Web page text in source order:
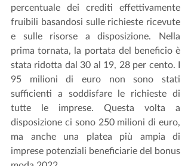
percentuale dei crediti effettivamente
fruibili basandosi sulle richieste ricevute
e sulle risorse a disposizione. Nella
prima tornata, la portata del beneficio è
stata ridotta dal 30 al 19, 28 per cento. I
95 milioni di euro non sono stati
sufficienti a soddisfare le richieste di
tutte le imprese. Questa volta a
disposizione ci sono 250 milioni di euro,
ma anche una platea più ampia di
imprese potenziali beneficiarie del bonus